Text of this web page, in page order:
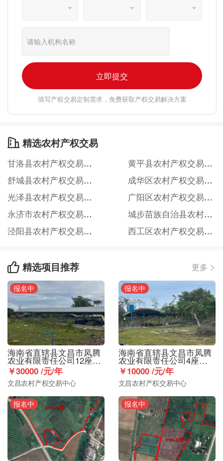
  
立即提交
填写产权交易定制需求，免费获取产权交易解决方案
 精选农村产权交易
甘洛县农村产权交易信息服务网
黄平县农村产权交易信息服务网
舒城县农村产权交易信息服务网
成华区农村产权交易信息服务网
光泽县农村产权交易信息服务网
广阳区农村产权交易信息服务网
永济市农村产权交易信息服务网
城步苗族自治县农村产权交易信息服务网
泾阳县农村产权交易信息服务网
西工区农村产权交易信息服务网
 精选项目推荐 更多 
报名中
海南省直辖县文昌市凤腾
农业有限责任公司12座鸡
棚出租
￥30000 /元/年
文昌农村产权交易中心
报名中
海南省直辖县文昌市凤腾
农业有限责任公司4座鸡
棚出租
￥10000 /元/年
文昌农村产权交易中心
报名中 报名中